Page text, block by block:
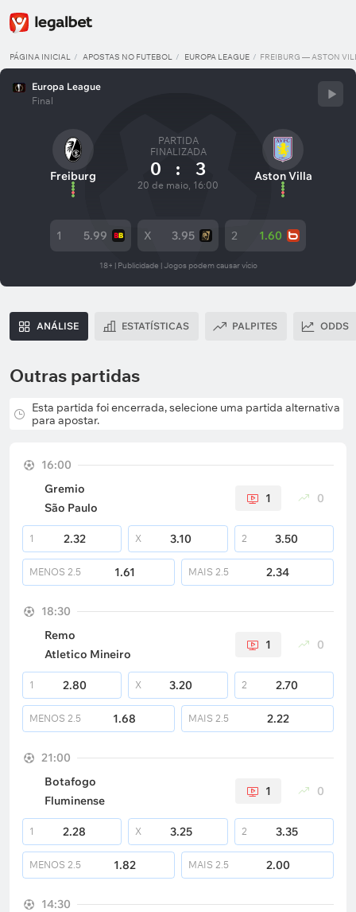
PÁGINA INICIAL APOSTAS NO FUTEBOL EUROPA LEAGUE FREIBURG — ASTON
Europa League
Final
Freiburg
PARTIDA
FINALIZADA
0 : 3
20 de maio, 16:00
Aston Villa
1 5.99 X 3.95 2 1.60
18+ | Publicidade | Jogos podem causar vício
ANÁLISE ESTATÍSTICAS PALPITES ODDS
Outras partidas
Esta partida foi encerrada, selecione uma partida alternativa
para apostar.
16:00
Gremio
São Paulo
1 0
1 2.32 X 3.10 2 3.50
MENOS 2.5 1.61 MAIS 2.5 2.34
18:30
Remo
Atletico Mineiro
1 0
1 2.80 X 3.20 2 2.70
MENOS 2.5 1.68 MAIS 2.5 2.22
21:00
Botafogo
Fluminense
1 0
1 2.28 X 3.25 2 3.35
MENOS 2.5 1.82 MAIS 2.5 2.00
14:30